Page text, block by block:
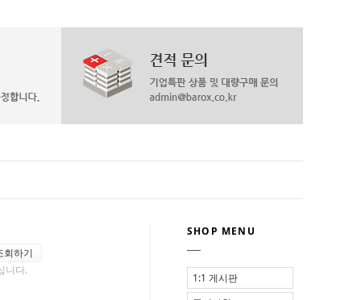
회하기
니다.
SHOP MENU
1:1 게시판